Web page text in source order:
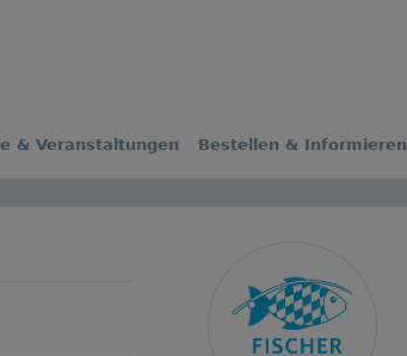
& Veranstaltungen Bestellen & Informieren